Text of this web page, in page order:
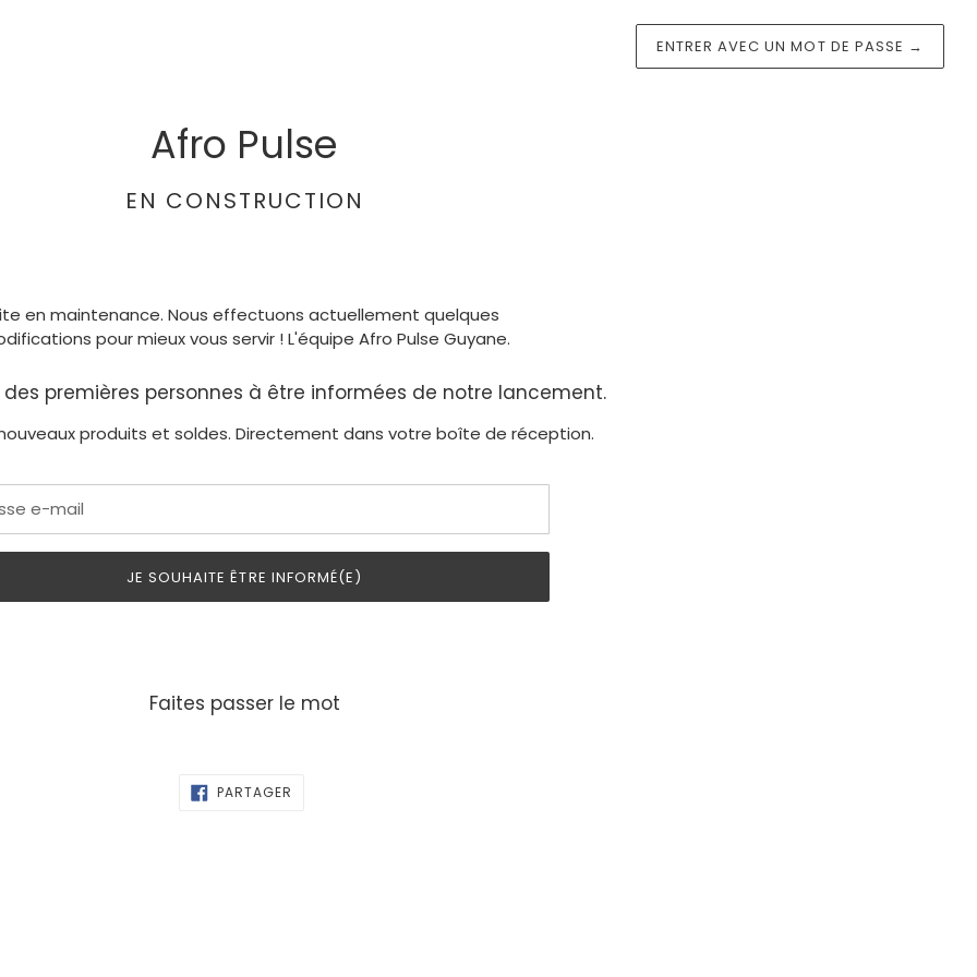
ENTRER AVEC UN MOT DE PASSE →
Afro Pulse
EN CONSTRUCTION
en maintenance. Nous effectuons actuellement quelques
pour mieux vous servir ! L'équipe Afro Pulse Guyane.
des premières personnes à être informées de notre lancement.
produits et soldes. Directement dans votre boîte de réception.
JE SOUHAITE ÊTRE INFORMÉ(E)
Faites passer le mot
PARTAGER